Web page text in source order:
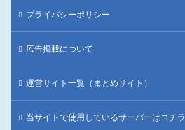
プライバシーポリシー
広告掲載について
運営サイト一覧（まとめサイト）
当サイトで使用しているサーバーはコチラ